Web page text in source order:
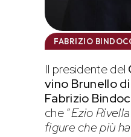
FABRIZIO
Il presidente del
vino Brunello
Fabrizio
che “Ezio
figure che più